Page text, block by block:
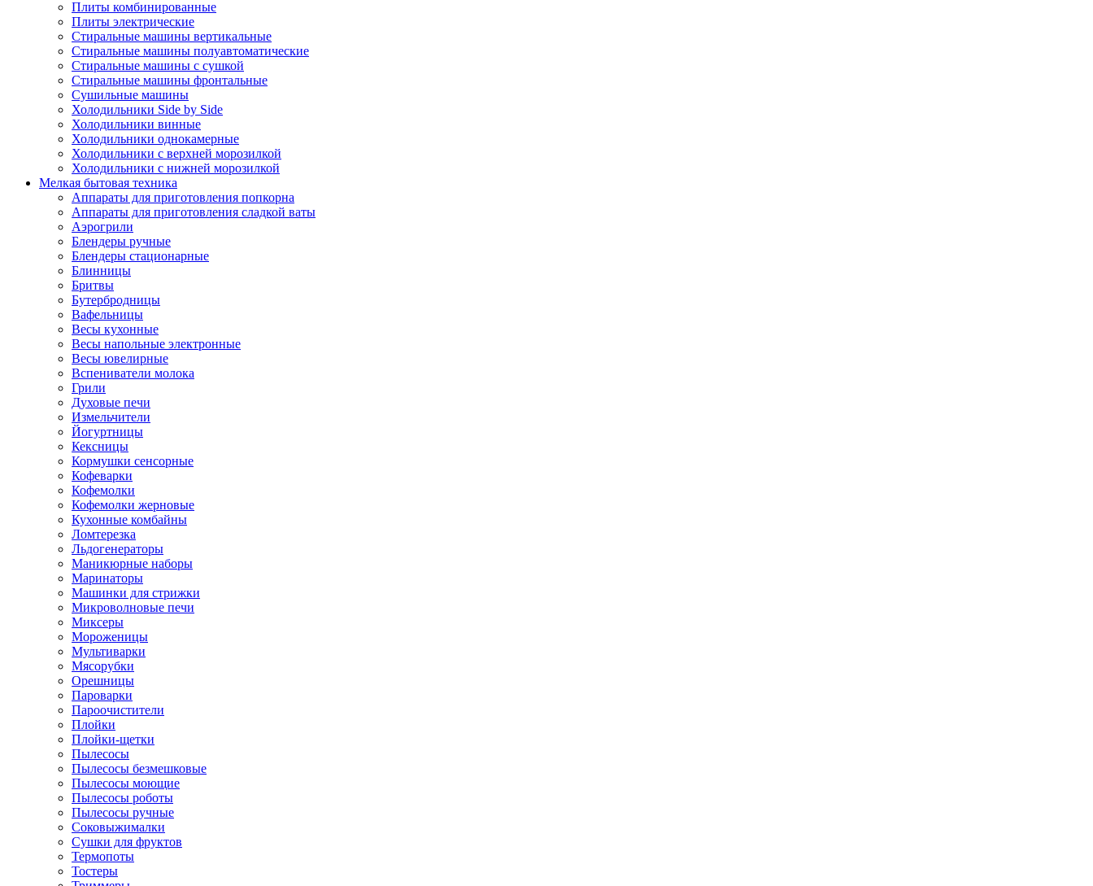
Плиты комбинированные
Плиты электрические
Стиральные машины вертикальные
Стиральные машины полуавтоматические
Стиральные машины с сушкой
Стиральные машины фронтальные
Сушильные машины
Холодильники Side by Side
Холодильники винные
Холодильники однокамерные
Холодильники с верхней морозилкой
Холодильники с нижней морозилкой
Мелкая бытовая техника
Аппараты для приготовления попкорна
Аппараты для приготовления сладкой ваты
Аэрогрили
Блендеры ручные
Блендеры стационарные
Блинницы
Бритвы
Бутербродницы
Вафельницы
Весы кухонные
Весы напольные электронные
Весы ювелирные
Вспениватели молока
Грили
Духовые печи
Измельчители
Йогуртницы
Кексницы
Кормушки сенсорные
Кофеварки
Кофемолки
Кофемолки жерновые
Кухонные комбайны
Ломтерезка
Льдогенераторы
Маникюрные наборы
Маринаторы
Машинки для стрижки
Микроволновые печи
Миксеры
Мороженицы
Мультиварки
Мясорубки
Орешницы
Пароварки
Пароочистители
Плойки
Плойки-щетки
Пылесосы
Пылесосы безмешковые
Пылесосы моющие
Пылесосы роботы
Пылесосы ручные
Соковыжималки
Сушки для фруктов
Термопоты
Тостеры